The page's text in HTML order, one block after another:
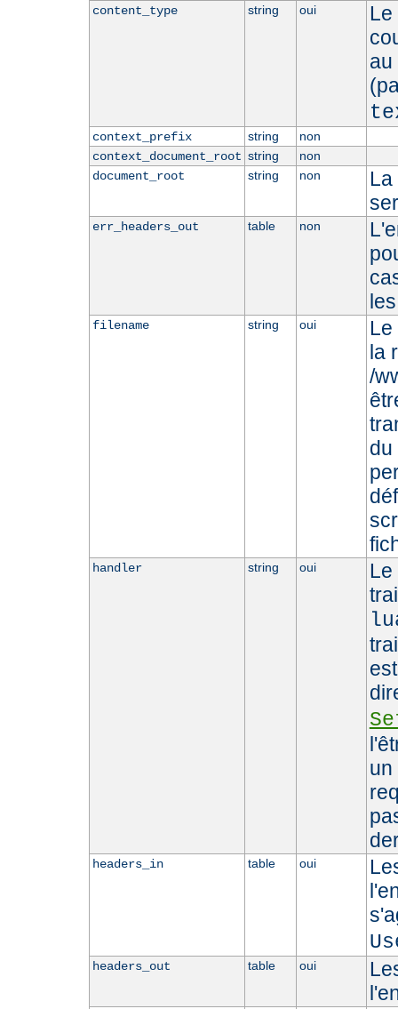
content_type string oui
Le
au
context_prefix string
non
context_document_root string
non
document_root
string non
La
err_headers_out table non
filename string oui
Le
la
/
du
handler string oui
un
headers_in table oui
headers_out table oui